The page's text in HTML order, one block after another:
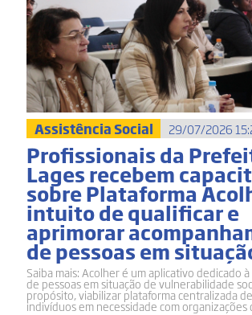
Assistência Social 29/07/2026
Profissionais da
Lages recebem
sobre Plataforma
intuito de qualificar e
aprimorar
de pessoas em
Saiba mais: Acolher é um aplicativo dedicado
de pessoas em situação de vulnerabilidade
propósito, viabilizar plataforma centralizada
indivíduos em necessidade com organizações